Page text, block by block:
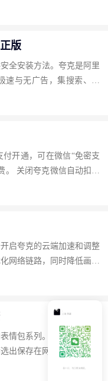
为什么选择夸克网盘...
版
全安装方法。夸克是阿里
速与无广告，集搜索、网
浏览。 下载地址：夸克
开通，可在微信“免密支
。 关闭夸克微信自动扣费
密支付”，找到夸克相...
启夸克的云端加速和调整
网络链路，同时降低画质
看电影网速快的操作步
情包系列。在夸克网盘中
出保存在网盘中的相关文
匹配和模糊搜索。 夸克